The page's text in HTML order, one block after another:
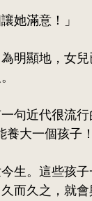
她滿意！」
明顯地，女
句近代很流
大一個孩子！
生。這些孩
而久之，就